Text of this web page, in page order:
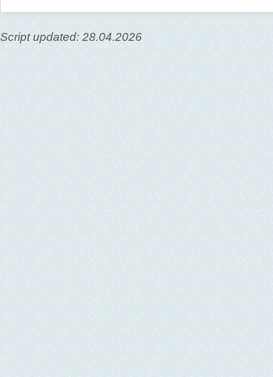
Script updated: 28.04.2026